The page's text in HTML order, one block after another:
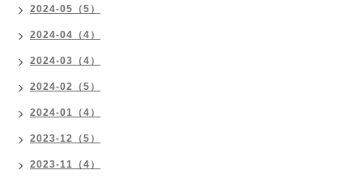
2024-05（5）
2024-04（4）
2024-03（4）
2024-02（5）
2024-01（4）
2023-12（5）
2023-11（4）